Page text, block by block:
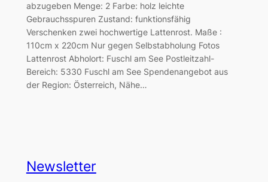
abzugeben Menge: 2 Farbe: holz leichte
Gebrauchsspuren Zustand: funktionsfähig
Verschenken zwei hochwertige Lattenrost. Maße :
110cm x 220cm Nur gegen Selbstabholung Fotos
Lattenrost Abholort: Fuschl am See Postleitzahl-
Bereich: 5330 Fuschl am See Spendenangebot aus
der Region: Österreich, Nähe…
Newsletter